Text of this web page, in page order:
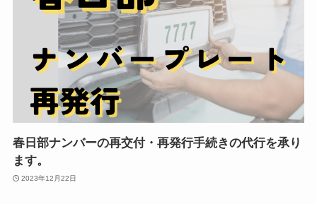
春日部ナンバーの再交付・再発行手続きの代行を承り
ます。
2023年12月22日